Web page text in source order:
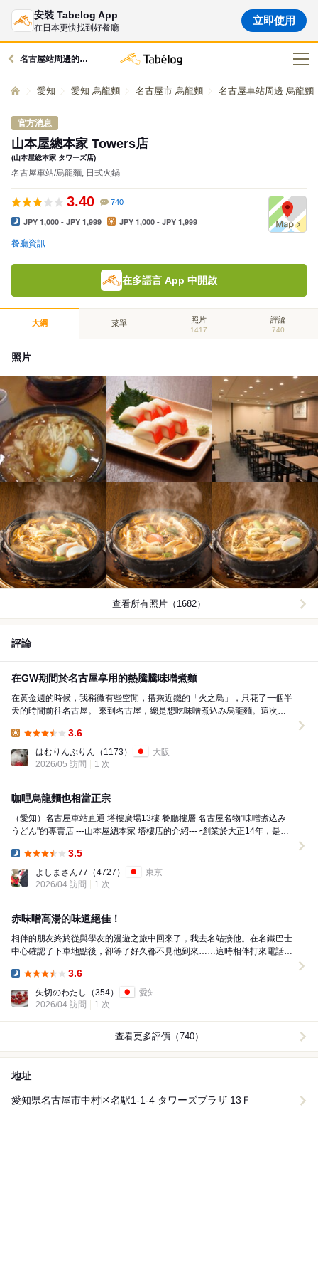
安裝 Tabelog App
在日本更快找到好餐廳
立即使用
名古屋站周邊的美食
愛知 愛知 烏龍麵 名古屋市 烏龍麵 名古屋車站周邊 烏龍麵
官方消息
山本屋總本家 Towers店
(山本屋総本家 タワーズ店)
名古屋車站/烏龍麵, 日式火鍋
3.40 740
JPY 1,000 - JPY 1,999 JPY 1,000 - JPY 1,999
餐廳資訊
在多語言 App 中開啟
大綱 菜單 照片
1417
評論
740
照片
查看所有照片（1682）
評論
在GW期間於名古屋享用的熱騰騰味噌煮麵
在黃金週的時候，我稍微有些空閒，搭乘近鐵的「火之鳥」，只花了一個半
天的時間前往名古屋。 來到名古屋，總是想吃味噌煮込み烏龍麵。這次我
3.6
はむりんぷりん （1173）
大阪
2026/05 訪問
1 次
咖哩烏龍麵也相當正宗
（愛知）名古屋車站直通 塔樓廣場13樓 餐廳樓層 名古屋名物"味噌煮込み
うどん"的專賣店 ---山本屋總本家 塔樓店的介紹--- ▫︎創業於大正14年，是味
3.5
よしまさん77 （4727）
東京
2026/04 訪問
1 次
赤味噌高湯的味道絕佳！
相伴的朋友終於從與學友的漫遊之旅中回來了，我去名站接他。在名鐵巴士
中心確認了下車地點後，卻等了好久都不見他到來……這時相伴打來電話
3.6
矢切のわたし （354）
愛知
2026/04 訪問
1 次
查看更多評價（740）
地址
愛知県名古屋市中村区名駅1-1-4 タワーズプラザ 13Ｆ